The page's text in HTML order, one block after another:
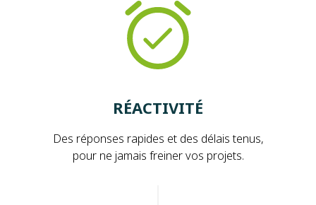
RÉACTIVITÉ
Des réponses rapides et des délais tenus,
pour ne jamais freiner vos projets.